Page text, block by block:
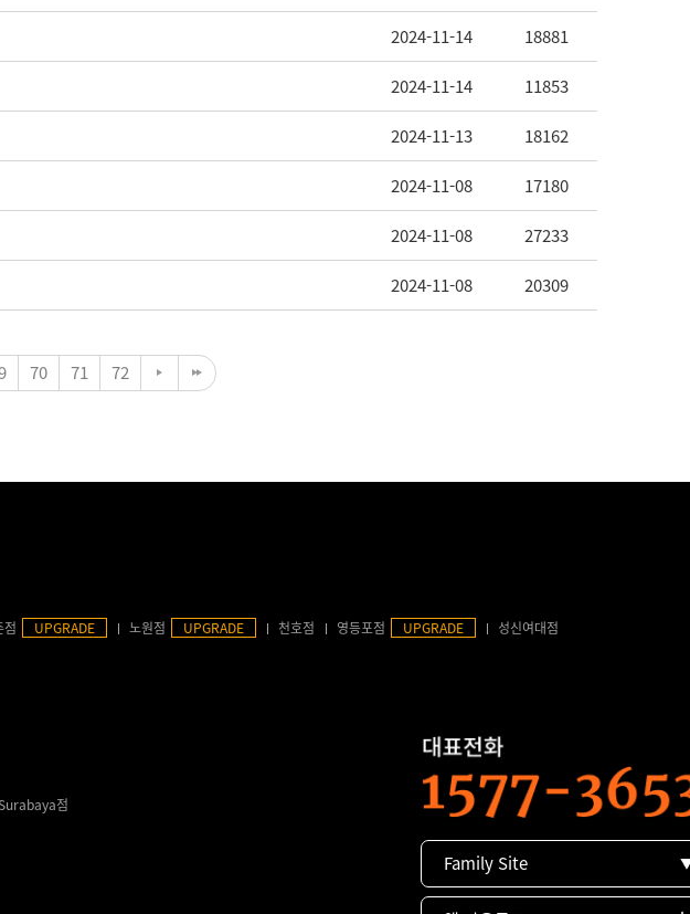
2024-11-14 18881
2024-11-14 11853
2024-11-13 18162
2024-11-08 17180
2024-11-08 27233
2024-11-08 20309
70 71 72
점 UPGRADE 노원점 UPGRADE 천호점 영등포점 UPGRADE 성신여대점
점
Family Site